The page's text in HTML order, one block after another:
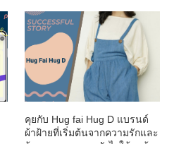
คุยกับ Hug fai Hug D แบรนด์
ผ้าฝ้ายที่เริ่มต้นจากความรักและ